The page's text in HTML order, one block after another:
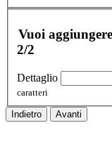
Vuoi
2/2
Dettaglio
caratteri
Indietro Avanti